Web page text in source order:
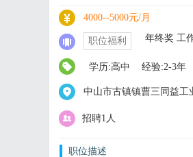
4000--5000元/月
职位福利 年终奖 工
学历:高中 经验:2-3年
中山市古镇镇曹三同益工
招聘1人
职位描述